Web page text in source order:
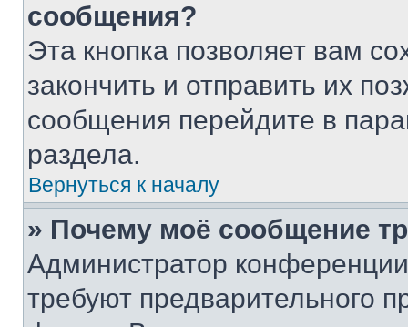
сообщения?
Эта кнопка позволяет вам
закончить и отправить их
сообщения перейдите в
раздела.
Вернуться к началу
» Почему моё сообщение
Администратор
требуют предварительного